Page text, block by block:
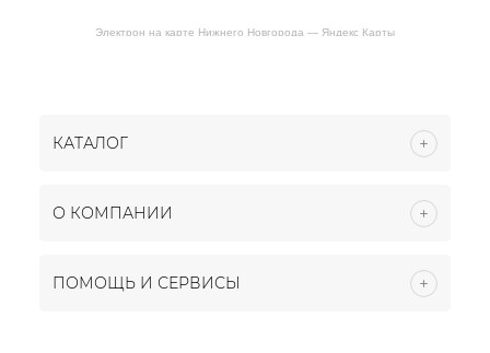
Электрон на карте Нижнего Новгорода — Яндекс Карты
КАТАЛОГ
О КОМПАНИИ
ПОМОЩЬ И СЕРВИСЫ